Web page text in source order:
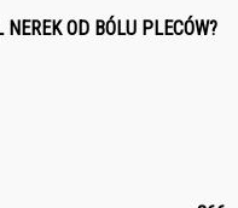
OD BÓLU PLECÓW?